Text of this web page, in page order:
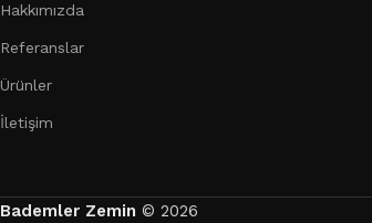
Hakkımızda
Referanslar
Ürünler
İletişim
Bademler Zemin © 2026